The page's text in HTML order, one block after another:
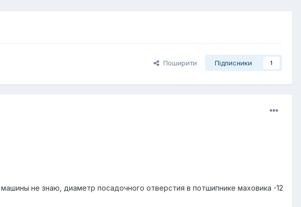
Поширити Підписники 1
не знаю, диаметр посадочного отверстия в потшипнике маховика -12